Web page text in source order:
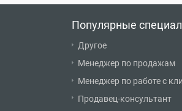
Популярные
Другое
Менеджер по продажам
Менеджер по работе с
Продавец-консультант